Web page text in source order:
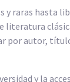
y raras hasta
literatura
autor,
y la